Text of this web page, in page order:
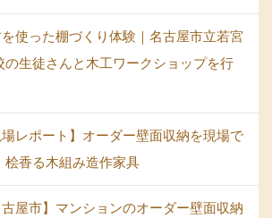
使った棚づくり体験｜名古屋市立若宮
の生徒さんと木工ワークショップを行
場レポート】オーダー壁面収納を現場で
桧香る木組み造作家具
古屋市】マンションのオーダー壁面収納